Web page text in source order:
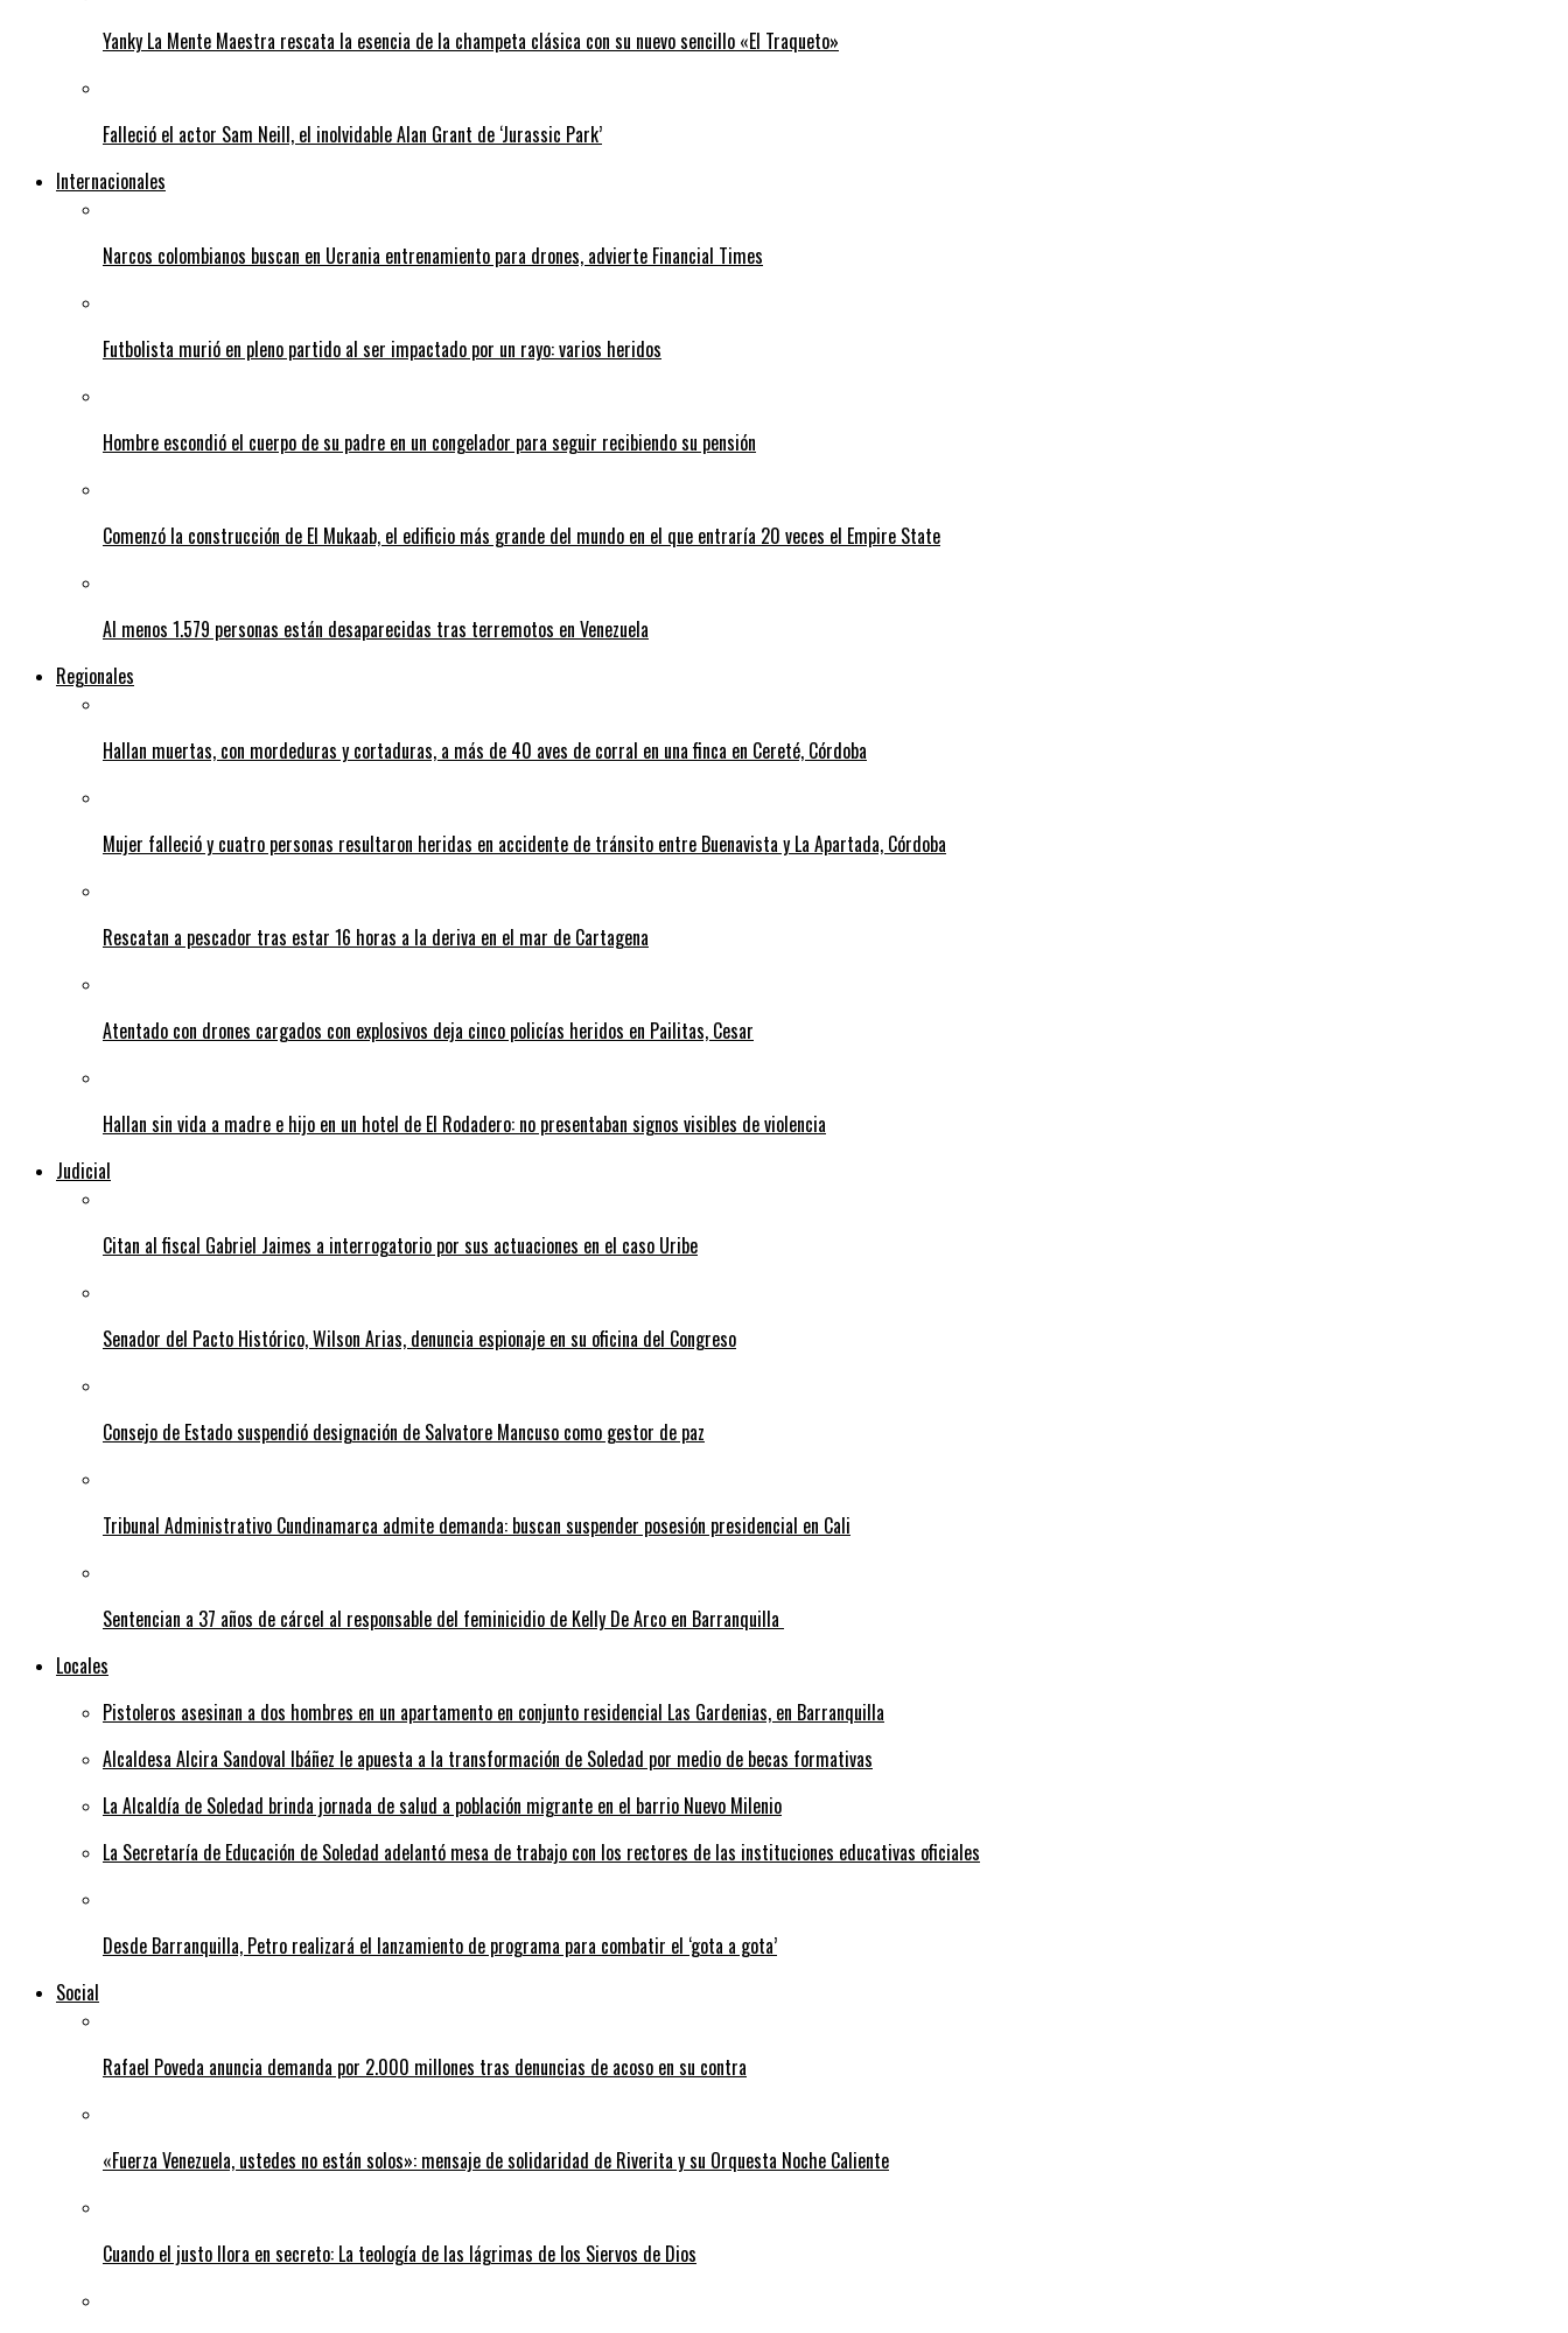
Yanky La Mente Maestra rescata la esencia de la champeta clásica con su nuevo sencillo «El Traqueto»
Falleció el actor Sam Neill, el inolvidable Alan Grant de ‘Jurassic Park’
Internacionales
Narcos colombianos buscan en Ucrania entrenamiento para drones, advierte Financial Times
Futbolista murió en pleno partido al ser impactado por un rayo: varios heridos
Hombre escondió el cuerpo de su padre en un congelador para seguir recibiendo su pensión
Comenzó la construcción de El Mukaab, el edificio más grande del mundo en el que entraría 20 veces el Empire State
Al menos 1.579 personas están desaparecidas tras terremotos en Venezuela
Regionales
Hallan muertas, con mordeduras y cortaduras, a más de 40 aves de corral en una finca en Cereté, Córdoba
Mujer falleció y cuatro personas resultaron heridas en accidente de tránsito entre Buenavista y La Apartada, Córdoba
Rescatan a pescador tras estar 16 horas a la deriva en el mar de Cartagena
Atentado con drones cargados con explosivos deja cinco policías heridos en Pailitas, Cesar
Hallan sin vida a madre e hijo en un hotel de El Rodadero: no presentaban signos visibles de violencia
Judicial
Citan al fiscal Gabriel Jaimes a interrogatorio por sus actuaciones en el caso Uribe
Senador del Pacto Histórico, Wilson Arias, denuncia espionaje en su oficina del Congreso
Consejo de Estado suspendió designación de Salvatore Mancuso como gestor de paz
Tribunal Administrativo Cundinamarca admite demanda: buscan suspender posesión presidencial en Cali
Sentencian a 37 años de cárcel al responsable del feminicidio de Kelly De Arco en Barranquilla
Locales
Pistoleros asesinan a dos hombres en un apartamento en conjunto residencial Las Gardenias, en Barranquilla
Alcaldesa Alcira Sandoval Ibáñez le apuesta a la transformación de Soledad por medio de becas formativas
La Alcaldía de Soledad brinda jornada de salud a población migrante en el barrio Nuevo Milenio
La Secretaría de Educación de Soledad adelantó mesa de trabajo con los rectores de las instituciones educativas oficiales
Desde Barranquilla, Petro realizará el lanzamiento de programa para combatir el ‘gota a gota’
Social
Rafael Poveda anuncia demanda por 2.000 millones tras denuncias de acoso en su contra
«Fuerza Venezuela, ustedes no están solos»: mensaje de solidaridad de Riverita y su Orquesta Noche Caliente
Cuando el justo llora en secreto: La teología de las lágrimas de los Siervos de Dios